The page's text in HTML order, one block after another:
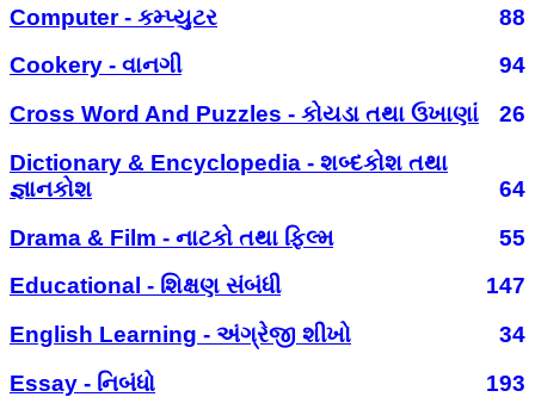
Computer - કમ્પ્યુટર
88
Cookery - વાનગી
94
Cross Word And Puzzles - કોયડા તથા ઉખાણાં
26
Dictionary & Encyclopedia - શબ્દકોશ તથા
જ્ઞાનકોશ
64
Drama & Film - નાટકો તથા ફિલ્મ
55
Educational - શિક્ષણ સંબંધી
147
English Learning - અંગ્રેજી શીખો
34
Essay - નિબંધો
193